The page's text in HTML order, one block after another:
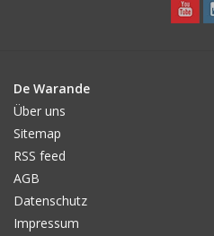
De Warande
Über uns
Sitemap
RSS feed
AGB
Datenschutz
Impressum